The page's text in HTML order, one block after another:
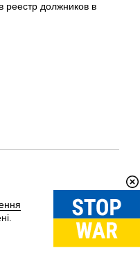
реестр должников в
Вгору↑